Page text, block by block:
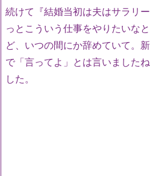
続けて『結婚当初は夫はサラリ
っとこういう仕事をやりたいな
ど、いつの間にか辞めていて。
で「言ってよ」とは言いました
した。